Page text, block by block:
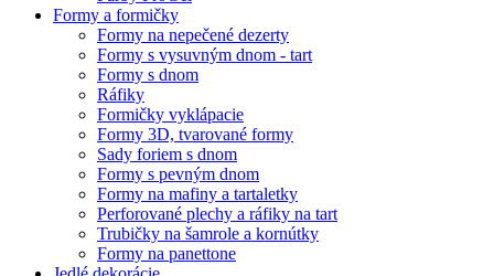
Formy a formičky
Formy na nepečené dezerty
Formy s vysuvným dnom - tart
Formy s dnom
Ráfiky
Formičky vyklápacie
Formy 3D, tvarované formy
Sady foriem s dnom
Formy s pevným dnom
Formy na mafiny a tartaletky
Perforované plechy a ráfiky na tart
Trubičky na šamrole a kornútky
Formy na panettone